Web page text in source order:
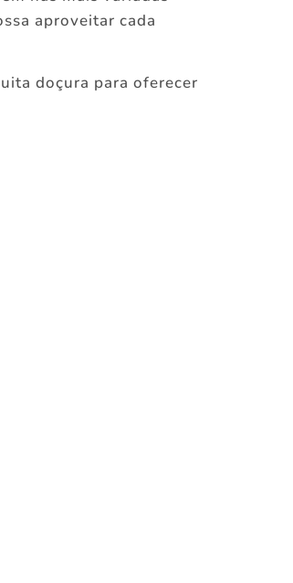
aproveitar cada
doçura para oferecer